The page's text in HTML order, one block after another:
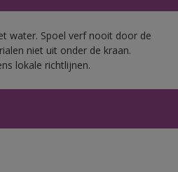
water. Spoel verf nooit door de
niet uit onder de kraan.
lokale richtlijnen.